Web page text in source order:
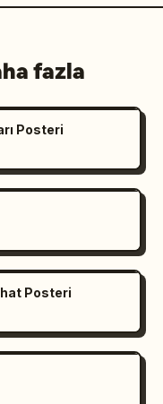
fazla
Posteri
Posteri